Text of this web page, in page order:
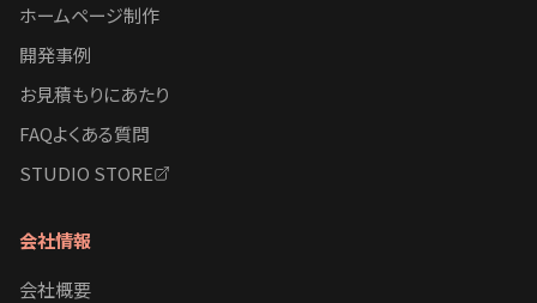
ホームページ制作
開発事例
お見積もりにあたり
FAQよくある質問
STUDIO STORE
会社情報
会社概要